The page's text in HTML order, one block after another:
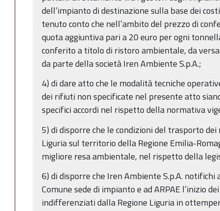
dell’impianto di destinazione sulla base dei
tenuto conto che nell’ambito del prezzo di
quota aggiuntiva pari a 20 euro per ogni
conferito a titolo di ristoro ambientale, da
da parte della società Iren Ambiente S.p.A.;
4) di dare atto che le modalità tecniche
dei rifiuti non specificate nel presente atto
specifici accordi nel rispetto della normativa
5) di disporre che le condizioni del trasporto
Liguria sul territorio della Regione Emilia-
migliore resa ambientale, nel rispetto della
6) di disporre che Iren Ambiente S.p.A. notifichi
Comune sede di impianto e ad ARPAE l’inizio
indifferenziati dalla Regione Liguria in